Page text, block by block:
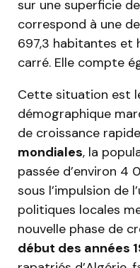
sur une superficie
correspond à une
697,3 habitantes et
carré. Elle compte
Cette situation est
démographique
de croissance
mondiales, la
passée d’environ
sous l’impulsion de
politiques locales
nouvelle phase de
début des années